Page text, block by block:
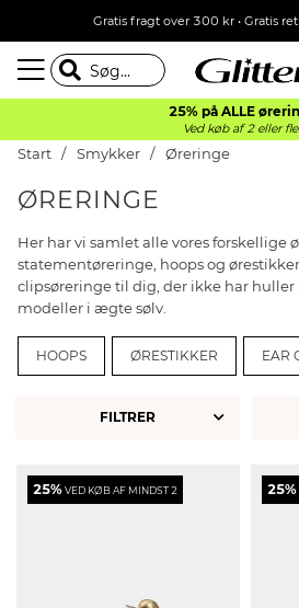
Gratis fragt over 300 kr • Gratis
25% på ALLE
Ved køb af 2 eller
Start Smykker Øreringe
ØRERINGE
Her har vi samlet alle vores forskellige
statementøreringe, hoops og
clipsøreringe til dig, der ikke har huller
modeller i ægte sølv.
HOOPS ØRESTIKKER EAR
FILTRER
25%VED KØB AF MINDST 2 25%